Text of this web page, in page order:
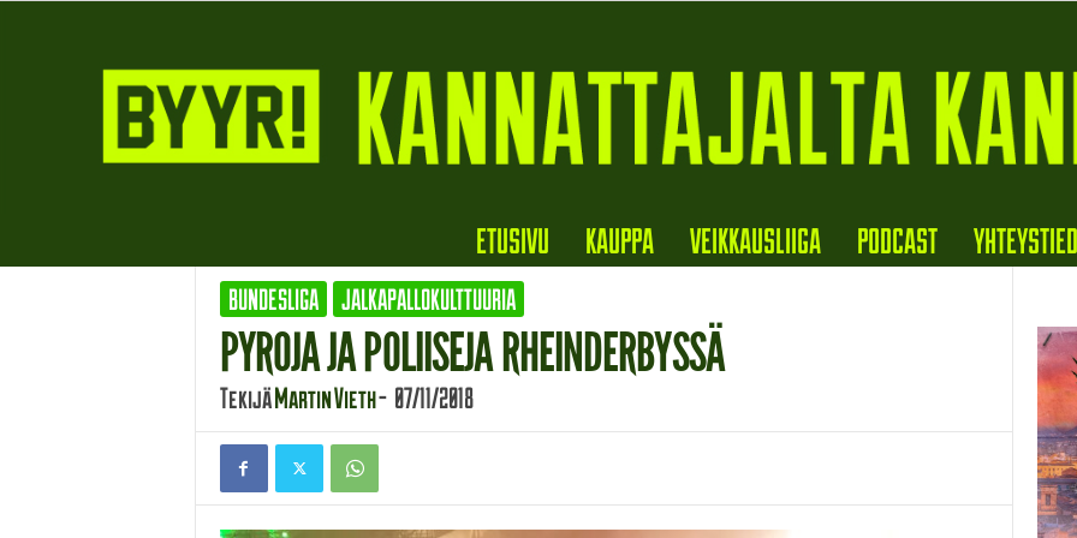
ETUSIVU KAUPPA VEIKKAUSLIIGA PODCAST
BUNDESLIGA JALKAPALLOKULTTUURIA
PYROJA JA POLIISEJA RHEINDERBYSSÄ
TekijäMartin Vieth- 07/11/2018